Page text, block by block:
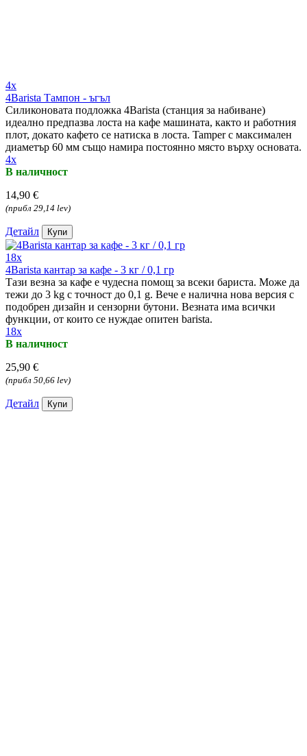
4x
4Barista Тампон - ъгъл
Силиконовата подложка 4Barista (станция за набиване)
идеално предпазва лоста на кафе машината, както и работния
плот, докато кафето се натиска в лоста. Tamper с максимален
диаметър 60 мм също намира постоянно място върху основата.
4x
В наличност
14,90 €
(прибл 29,14 lev)
Детайл Купи
18x
4Barista кантар за кафе - 3 кг / 0,1 гр
Тази везна за кафе е чудесна помощ за всеки бариста. Може да
тежи до 3 kg с точност до 0,1 g. Вече е налична нова версия с
подобрен дизайн и сензорни бутони. Везната има всички
функции, от които се нуждае опитен barista.
18x
В наличност
25,90 €
(прибл 50,66 lev)
Детайл Купи